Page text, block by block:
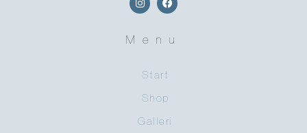
Menu
Start
Shop
Galleri